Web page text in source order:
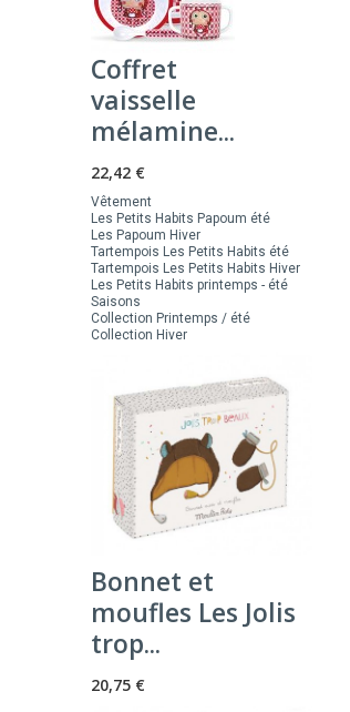
Coffret
vaisselle
mélamine...
22,42 €
Vêtement
Les Petits Habits Papoum été
Les Papoum Hiver
Tartempois Les Petits Habits été
Tartempois Les Petits Habits Hiver
Les Petits Habits printemps - été
Saisons
Collection Printemps / été
Collection Hiver
Bonnet et
moufles Les Jolis
trop...
20,75 €